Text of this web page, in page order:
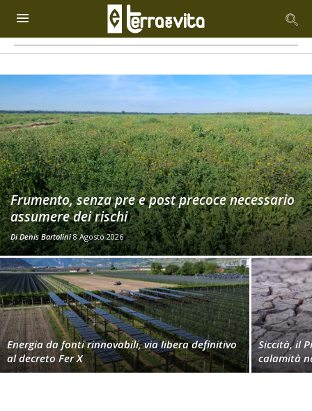
Frumento, senza pre e post precoce necessario
assumere dei rischi
DiDenis Bartolini 8 Agosto 2026
Energia da fonti rinnovabili, via libera definitivo
al decreto Fer X
Siccità, il
calamità